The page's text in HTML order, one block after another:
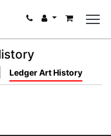
Ledger Art History